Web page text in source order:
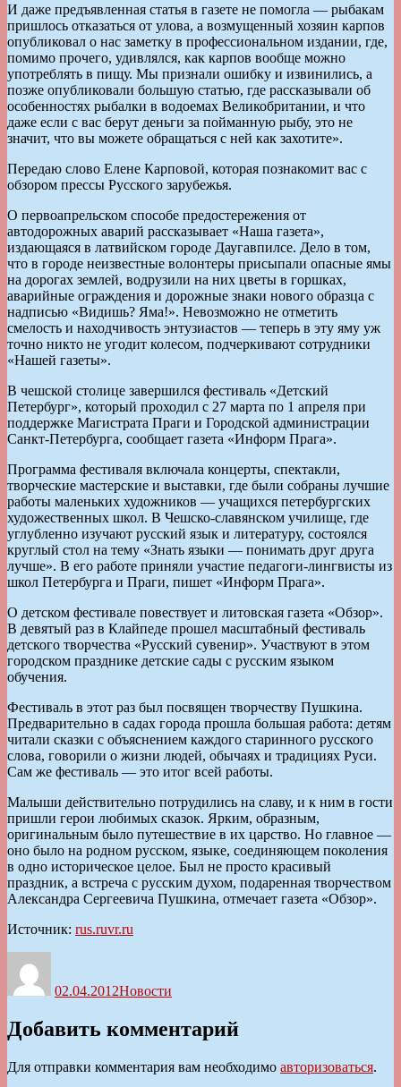
И даже предъявленная статья в газете не помогла — рыбакам
пришлось отказаться от улова, а возмущенный хозяин карпов
опубликовал о нас заметку в профессиональном издании, где,
помимо прочего, удивлялся, как карпов вообще можно
употреблять в пищу. Мы признали ошибку и извинились, а
позже опубликовали большую статью, где рассказывали об
особенностях рыбалки в водоемах Великобритании, и что
даже если с вас берут деньги за пойманную рыбу, это не
значит, что вы можете обращаться с ней как захотите».
Передаю слово Елене Карповой, которая познакомит вас с
обзором прессы Русского зарубежья.
О первоапрельском способе предостережения от
автодорожных аварий рассказывает «Наша газета»,
издающаяся в латвийском городе Даугавпилсе. Дело в том,
что в городе неизвестные волонтеры присыпали опасные ямы
на дорогах землей, водрузили на них цветы в горшках,
аварийные ограждения и дорожные знаки нового образца с
надписью «Видишь? Яма!». Невозможно не отметить
смелость и находчивость энтузиастов — теперь в эту яму уж
точно никто не угодит колесом, подчеркивают сотрудники
«Нашей газеты».
В чешской столице завершился фестиваль «Детский
Петербург», который проходил с 27 марта по 1 апреля при
поддержке Магистрата Праги и Городской администрации
Санкт-Петербурга, сообщает газета «Информ Прага».
Программа фестиваля включала концерты, спектакли,
творческие мастерские и выставки, где были собраны лучшие
работы маленьких художников — учащихся петербургских
художественных школ. В Чешско-славянском училище, где
углубленно изучают русский язык и литературу, состоялся
круглый стол на тему «Знать языки — понимать друг друга
лучше». В его работе приняли участие педагоги-лингвисты из
школ Петербурга и Праги, пишет «Информ Прага».
О детском фестивале повествует и литовская газета «Обзор».
В девятый раз в Клайпеде прошел масштабный фестиваль
детского творчества «Русский сувенир». Участвуют в этом
городском празднике детские сады с русским языком
обучения.
Фестиваль в этот раз был посвящен творчеству Пушкина.
Предварительно в садах города прошла большая работа: детям
читали сказки с объяснением каждого старинного русского
слова, говорили о жизни людей, обычаях и традициях Руси.
Сам же фестиваль — это итог всей работы.
Малыши действительно потрудились на славу, и к ним в гости
пришли герои любимых сказок. Ярким, образным,
оригинальным было путешествие в их царство. Но главное —
оно было на родном русском, языке, соединяющем поколения
в одно историческое целое. Был не просто красивый
праздник, а встреча с русским духом, подаренная творчеством
Александра Сергеевича Пушкина, отмечает газета «Обзор».
Источник: rus.ruvr.ru
02.04.2012Новости
Добавить комментарий
Для отправки комментария вам необходимо авторизоваться.